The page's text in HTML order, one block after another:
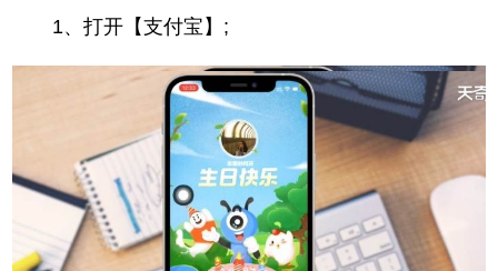
1、打开【支付宝】;